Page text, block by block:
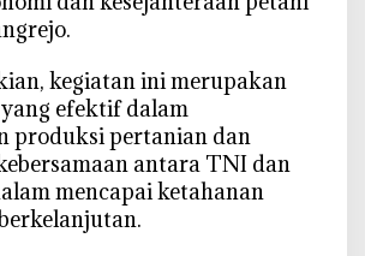
a
n
K
e
t
a
h
a
n
kegiatan ini merupakan
efektif dalam
produksi pertanian dan
antara TNI dan
mencapai ketahanan